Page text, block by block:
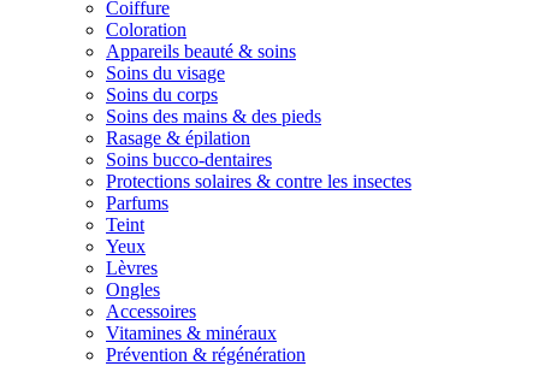
Coiffure
Coloration
Appareils beauté & soins
Soins du visage
Soins du corps
Soins des mains & des pieds
Rasage & épilation
Soins bucco-dentaires
Protections solaires & contre les insectes
Parfums
Teint
Yeux
Lèvres
Ongles
Accessoires
Vitamines & minéraux
Prévention & régénération